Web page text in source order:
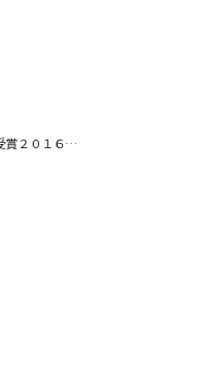
賞２０１６…